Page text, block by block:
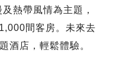
熱帶風情為主題，
間客房。未來去
酒店，輕鬆體驗。